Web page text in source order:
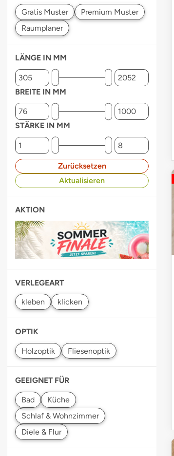
LÄNGE IN MM
BREITE IN MM
STÄRKE IN MM
Zurücksetzen
Aktualisieren
AKTION
VERLEGEART
OPTIK
GEEIGNET FÜR